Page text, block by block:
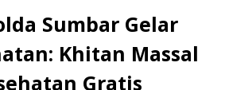
Sumbar Gelar
Khitan Massal
Gratis